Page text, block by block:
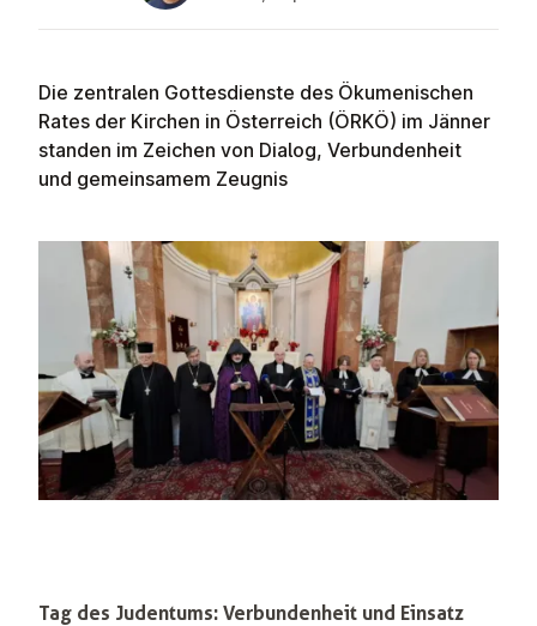
Die zentralen Gottesdienste des Ökumenischen
Rates der Kirchen in Österreich (ÖRKÖ) im Jänner
standen im Zeichen von Dialog, Verbundenheit
und gemeinsamem Zeugnis
Tag des Judentums: Verbundenheit und Einsatz